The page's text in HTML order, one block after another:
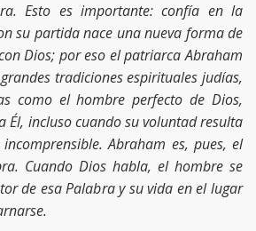
Esto es importante: confía en la
su partida nace una nueva forma de
Dios; por eso el patriarca Abraham
tradiciones espirituales judías,
como el hombre perfecto de Dios,
Él, incluso cuando su voluntad resulta
Abraham es, pues, el
Cuando Dios habla, el hombre se
de esa Palabra y su vida en el lugar